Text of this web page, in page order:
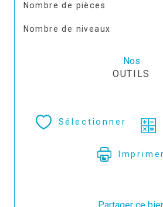
Nombre de pièces
Nombre de niveaux
Nos
OUTILS
Sélectionner
Imprimer